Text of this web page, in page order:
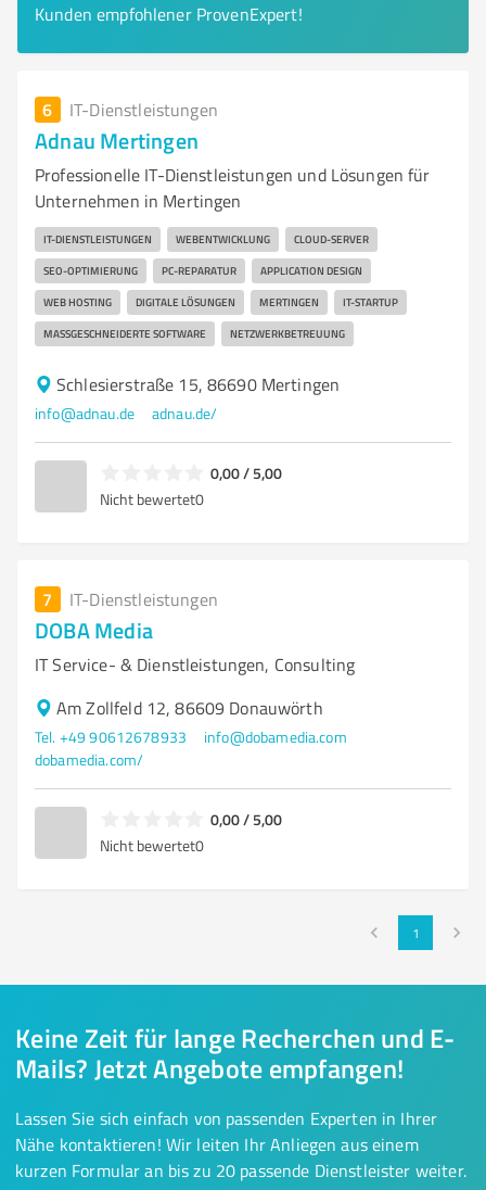
Kunden empfohlener ProvenExpert!
6 IT-Dienstleistungen
Adnau Mertingen
Professionelle IT-Dienstleistungen und Lösungen für
Unternehmen in Mertingen
IT-DIENSTLEISTUNGEN WEBENTWICKLUNG CLOUD-SERVER
SEO-OPTIMIERUNG PC-REPARATUR APPLICATION DESIGN
WEB HOSTING DIGITALE LÖSUNGEN MERTINGEN IT-STARTUP
MASSGESCHNEIDERTE SOFTWARE NETZWERKBETREUUNG
Schlesierstraße 15, 86690 Mertingen
info@adnau.de adnau.de/
0,00 / 5,00
Nicht bewertet0
7 IT-Dienstleistungen
DOBA Media
IT Service- & Dienstleistungen, Consulting
Am Zollfeld 12, 86609 Donauwörth
Tel. +49 90612678933
info@dobamedia.com
dobamedia.com/
0,00 / 5,00
Nicht bewertet0
1
Keine Zeit für lange Recherchen und E-
Mails? Jetzt Angebote empfangen!
Lassen Sie sich einfach von passenden Experten in Ihrer
Nähe kontaktieren! Wir leiten Ihr Anliegen aus einem
kurzen Formular an bis zu 20 passende Dienstleister weiter.